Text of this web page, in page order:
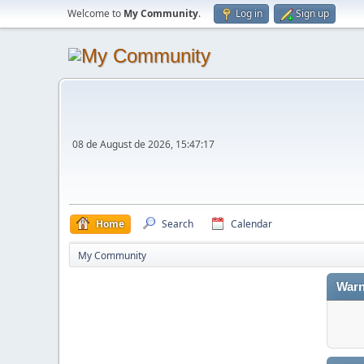
Welcome to My Community. Log in Sign up
08 de August de 2026, 15:47:17
Home Search Calendar
My Community